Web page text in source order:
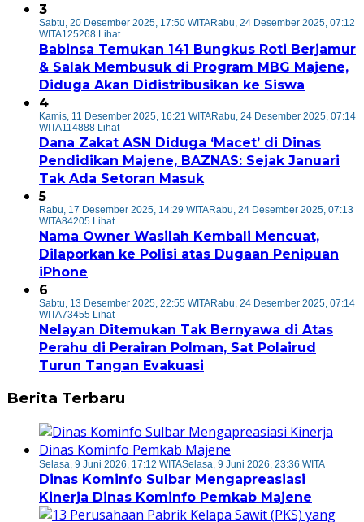
3
Sabtu, 20 Desember 2025, 17:50 WITARabu, 24 Desember 2025, 07:12
WITA125268 Lihat
Babinsa Temukan 141 Bungkus Roti Berjamur
& Salak Membusuk di Program MBG Majene,
Diduga Akan Didistribusikan ke Siswa
4
Kamis, 11 Desember 2025, 16:21 WITARabu, 24 Desember 2025, 07:14
WITA114888 Lihat
Dana Zakat ASN Diduga ‘Macet’ di Dinas
Pendidikan Majene, BAZNAS: Sejak Januari
Tak Ada Setoran Masuk
5
Rabu, 17 Desember 2025, 14:29 WITARabu, 24 Desember 2025, 07:13
WITA84205 Lihat
Nama Owner Wasilah Kembali Mencuat,
Dilaporkan ke Polisi atas Dugaan Penipuan
iPhone
6
Sabtu, 13 Desember 2025, 22:55 WITARabu, 24 Desember 2025, 07:14
WITA73455 Lihat
Nelayan Ditemukan Tak Bernyawa di Atas
Perahu di Perairan Polman, Sat Polairud
Turun Tangan Evakuasi
Berita Terbaru
Selasa, 9 Juni 2026, 17:12 WITASelasa, 9 Juni 2026, 23:36 WITA
Dinas Kominfo Sulbar Mengapreasiasi
Kinerja Dinas Kominfo Pemkab Majene